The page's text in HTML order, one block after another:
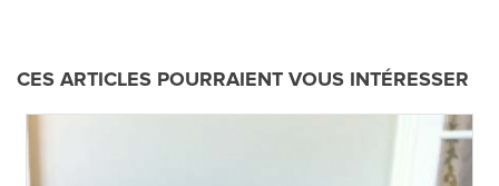
CES ARTICLES POURRAIENT VOUS INTÉRESSER